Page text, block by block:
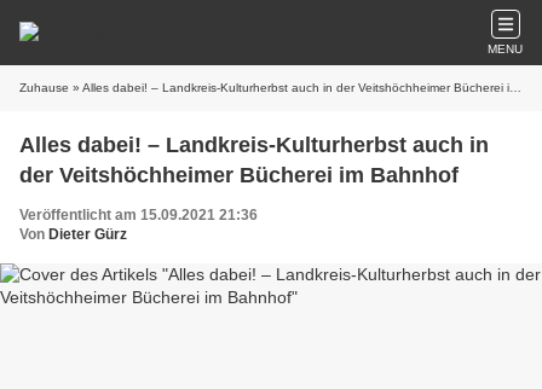
MENU
Zuhause » Alles dabei! – Landkreis-Kulturherbst auch in der Veitshöchheimer Bücherei im Bahnhof
Alles dabei! – Landkreis-Kulturherbst auch in
der Veitshöchheimer Bücherei im Bahnhof
Veröffentlicht am 15.09.2021 21:36
Von Dieter Gürz